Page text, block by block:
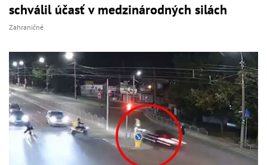
schválil účasť v medzinárodných silách
Zahraničné